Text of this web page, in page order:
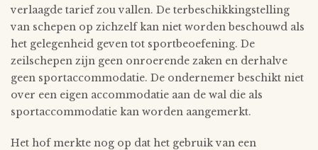
verlaagde tarief zou vallen. De terbeschikkingstelling
van schepen op zichzelf kan niet worden beschouwd als
het gelegenheid geven tot sportbeoefening. De
zeilschepen zijn geen onroerende zaken en derhalve
geen sportaccommodatie. De ondernemer beschikt niet
over een eigen accommodatie aan de wal die als
sportaccommodatie kan worden aangemerkt.
Het hof merkte nog op dat het gebruik van een